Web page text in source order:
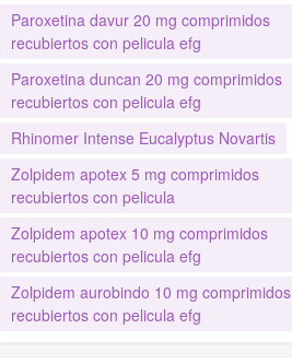
Paroxetina davur 20 mg comprimidos
recubiertos con pelicula efg
Paroxetina duncan 20 mg comprimidos
recubiertos con pelicula efg
Rhinomer Intense Eucalyptus Novartis
Zolpidem apotex 5 mg comprimidos
recubiertos con pelicula
Zolpidem apotex 10 mg comprimidos
recubiertos con pelicula efg
Zolpidem aurobindo 10 mg comprimidos
recubiertos con pelicula efg